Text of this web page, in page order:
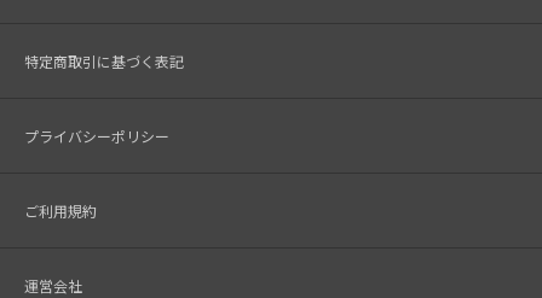
特定商取引に基づく表記
プライバシーポリシー
ご利用規約
運営会社